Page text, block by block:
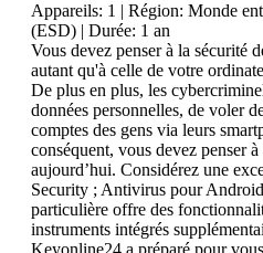
Appareils: 1 | Région: Monde
(ESD) | Durée: 1 an
Vous devez penser à la sécurité
autant qu'à celle de votre
De plus en plus, les
données personnelles, de voler
comptes des gens via leurs
conséquent, vous devez penser
aujourd’hui. Considérez une
Security ; Antivirus pour
particulière offre des
instruments intégrés